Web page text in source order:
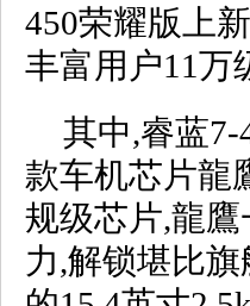
450荣耀版上
丰富用户11万
其中,睿蓝7-
款车机芯片
规级芯片,龍鷹
力,解锁堪比